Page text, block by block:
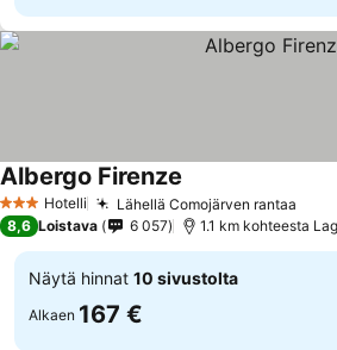
3 Tähtiluokitus
Hotelli Lähellä Comojärven rantaa
Albergo Firenze
8,6 Loistava 6 057 1.1 km kohteesta
Näytä hinnat 10 sivustolta
Alkaen 167 €